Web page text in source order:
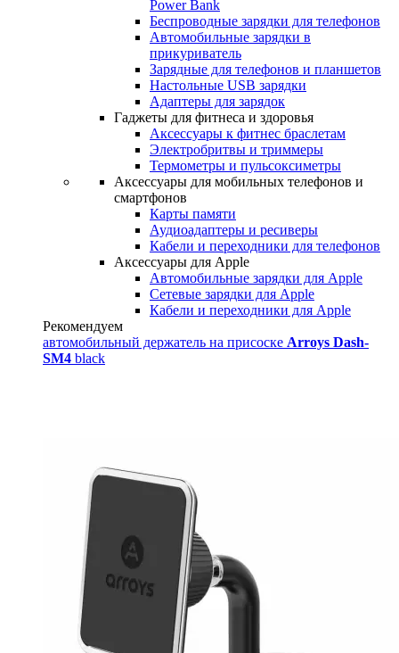
Power Bank
Беспроводные зарядки для телефонов
Автомобильные зарядки в
прикуриватель
Зарядные для телефонов и планшетов
Настольные USB зарядки
Адаптеры для зарядок
Гаджеты для фитнеса и здоровья
Аксессуары к фитнес браслетам
Электробритвы и триммеры
Термометры и пульсоксиметры
Аксессуары для мобильных телефонов и
смартфонов
Карты памяти
Аудиоадаптеры и ресиверы
Кабели и переходники для телефонов
Аксессуары для Apple
Автомобильные зарядки для Apple
Сетевые зарядки для Apple
Кабели и переходники для Apple
Рекомендуем
автомобильный держатель на присоске Arroys Dash-
SM4 black